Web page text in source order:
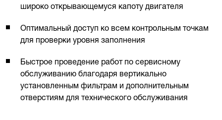
широко открывающемуся капоту двигателя
Оптимальный доступ ко всем контрольным точкам
для проверки уровня заполнения
Быстрое проведение работ по сервисному
обслуживанию благодаря вертикально
установленным фильтрам и дополнительным
отверстиям для технического обслуживания